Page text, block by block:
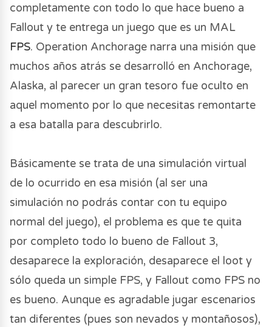
completamente con todo lo que hace bueno a
Fallout y te entrega un juego que es un MAL
FPS. Operation Anchorage narra una misión que
muchos años atrás se desarrolló en Anchorage,
Alaska, al parecer un gran tesoro fue oculto en
aquel momento por lo que necesitas remontarte
a esa batalla para descubrirlo.
Básicamente se trata de una simulación virtual
de lo ocurrido en esa misión (al ser una
simulación no podrás contar con tu equipo
normal del juego), el problema es que te quita
por completo todo lo bueno de Fallout 3,
desaparece la exploración, desaparece el loot y
sólo queda un simple FPS, y Fallout como FPS no
es bueno. Aunque es agradable jugar escenarios
tan diferentes (pues son nevados y montañosos),